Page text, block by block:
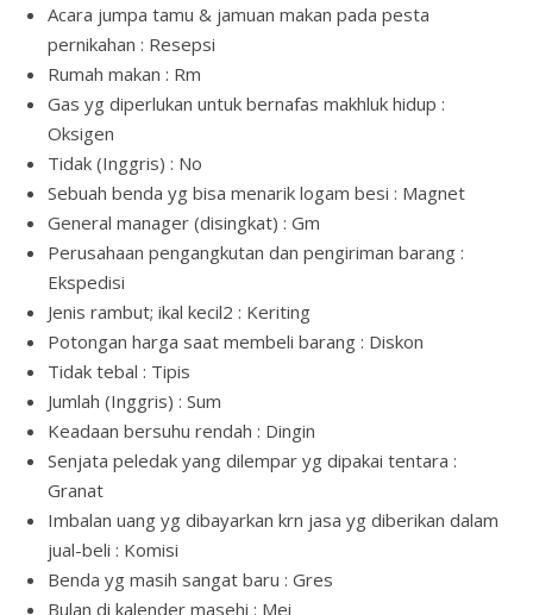
Acara jumpa tamu & jamuan makan pada pesta
pernikahan : Resepsi
Rumah makan : Rm
Gas yg diperlukan untuk bernafas makhluk hidup :
Oksigen
Tidak (Inggris) : No
Sebuah benda yg bisa menarik logam besi : Magnet
General manager (disingkat) : Gm
Perusahaan pengangkutan dan pengiriman barang :
Ekspedisi
Jenis rambut; ikal kecil2 : Keriting
Potongan harga saat membeli barang : Diskon
Tidak tebal : Tipis
Jumlah (Inggris) : Sum
Keadaan bersuhu rendah : Dingin
Senjata peledak yang dilempar yg dipakai tentara :
Granat
Imbalan uang yg dibayarkan krn jasa yg diberikan dalam
jual-beli : Komisi
Benda yg masih sangat baru : Gres
Bulan di kalender masehi : Mei